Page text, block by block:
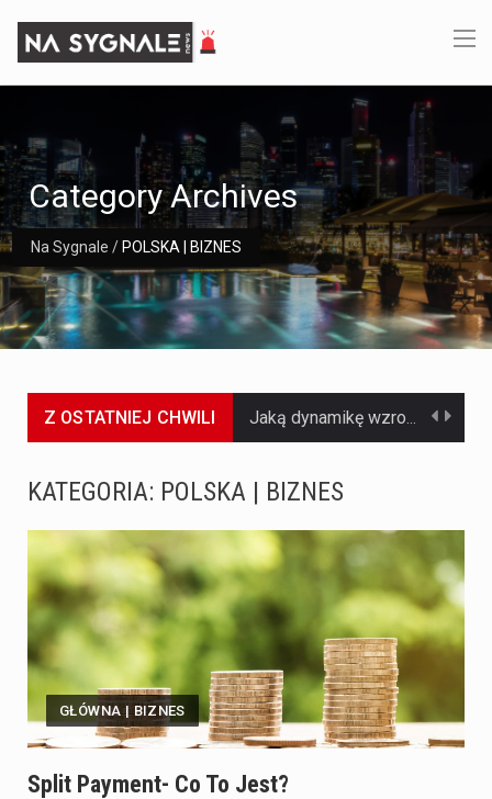
Na Sygnale / POLSKA | BIZNES
Category Archives
Z OSTATNIEJ CHWILI
Co to jest NATO? NATO, czyli Organizacja Traktatu Północnoatlantyckiego, to międzynarodowy sojusz wojskowy, który powstał 4 kwietnia 1949 roku. Jego głównym celem jest zapewnienie wolności…
KATEGORIA: POLSKA | BIZNES
GŁÓWNA | BIZNES
Split Payment- Co To Jest?